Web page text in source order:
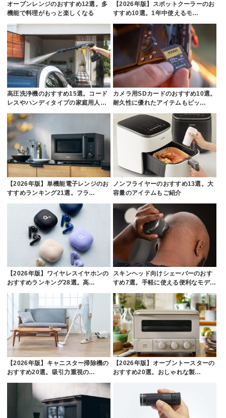
オーブンレンジのおすすめ12選。多
機能で料理がもっと楽しくなる
【2026年版】スポットクーラーのお
すすめ10選。1年中使えるモ…
高圧洗浄機のおすすめ15選。コード
レスやハンディタイプの家庭用人…
カメラ用SDカードのおすすめ10選。
耐久性に優れたアイテムもピッ…
【2026年版】単機能電子レンジのお
すすめランキング21選。フラ…
ノンフライヤーのおすすめ13選。大
容量のアイテムもご紹介
【2026年版】ワイヤレスイヤホンの
おすすめランキング28選。高…
スキンヘッド向けシェーバーのおす
すめ7選。手軽に使える便利なモデ…
【2026年版】キャニスター掃除機の
おすすめ20選。吸引力重視の…
【2026年版】オーブントースターの
おすすめ20選。おしゃれな製…